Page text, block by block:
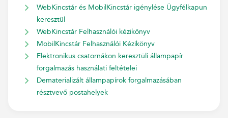
WebKincstár és MobilKincstár igénylése Ügyfélkapun
keresztül
WebKincstár Felhasználói kézikönyv
MobilKincstár Felhasználói Kézikönyv
Elektronikus csatornákon keresztüli állampapír
forgalmazás használati feltételei
Dematerializált állampapírok forgalmazásában
résztvevő postahelyek